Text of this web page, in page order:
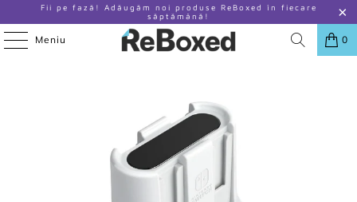
Fii pe fază! Adăugăm noi produse ReBoxed în fiecare
săptămână!
Meniu 0
ACASA / STATIE DE INCARCARE JOY CON NITENDO SWITCH